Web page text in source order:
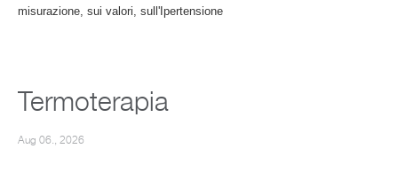
misurazione, sui valori, sull'Ipertensione
Termoterapia
Aug 06., 2026